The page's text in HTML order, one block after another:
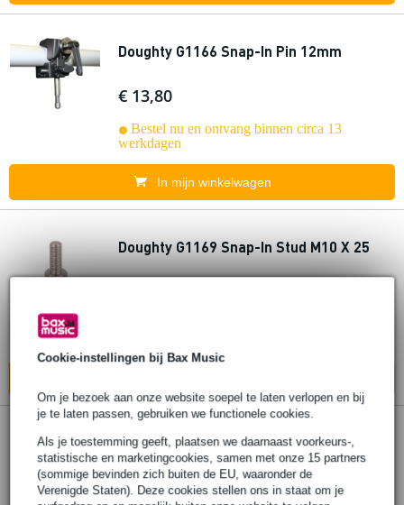
Cookie-instellingen bij Bax Music
Om je bezoek aan onze website soepel te laten verlopen en bij
je te laten passen, gebruiken we functionele cookies.
Als je toestemming geeft, plaatsen we daarnaast voorkeurs-,
statistische en marketingcookies, samen met onze 15 partners
(sommige bevinden zich buiten de EU, waaronder de
Verenigde Staten). Deze cookies stellen ons in staat om je
Doughty G1166 Snap-In Pin 12mm
€ 13,80
Bestel nu en ontvang binnen circa 13
werkdagen
In mijn winkelwagen
Doughty G1169 Snap-In Stud M10 X 25
Doughty G1170 Snap-In Swivel/Joiner
Stud